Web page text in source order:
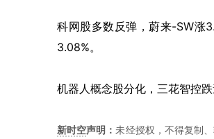
科网股多数反弹，蔚来-SW涨
3.08%。
机器人概念股分化，三花智控
新时空声明：未经授权，不得复制